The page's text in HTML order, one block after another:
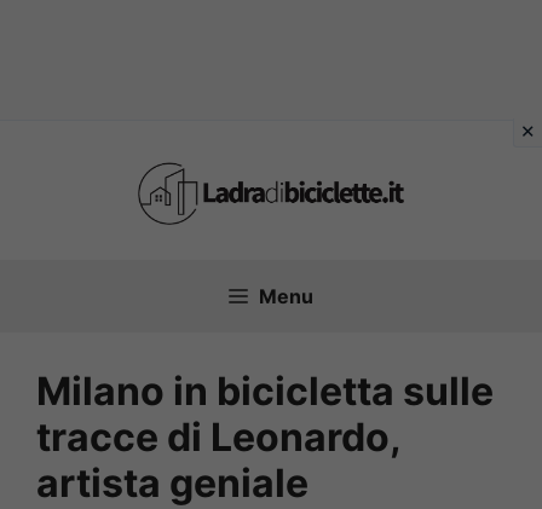
Menu
Milano in bicicletta sulle
tracce di Leonardo,
artista geniale